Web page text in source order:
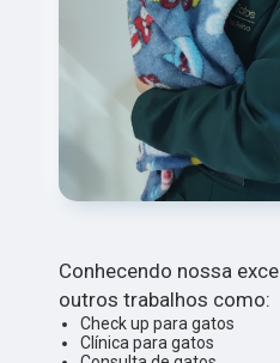
Conhecendo nossa
outros trabalhos como:
Check up para gatos
Clínica para gatos